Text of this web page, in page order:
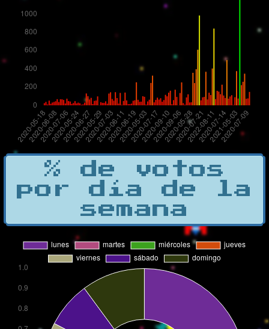
% de votos
por día de la
semana